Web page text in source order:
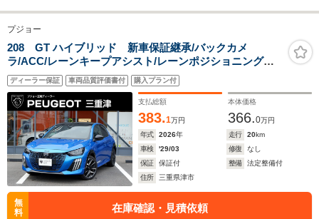
プジョー
208 GT ハイブリッド 新車保証継承/バックカメ
ラ/ACC/レーンキープアシスト/レーンポジショニングア
シスト/ブラインドスポットモニター/LEDヘッドライト/フ
ロント・バックソナー/アップルカープレイ/アンドロイド
オート
ディーラー保証 車両品質評価書付 購入プラン付
支払総額
383.1万円
本体価格
366.0万円
年式
2026年 走行 20km
車検
'29/03 修復
なし
保証
保証付 整備
法定整備付
住所
三重県津市
無
料
在庫確認・見積依頼